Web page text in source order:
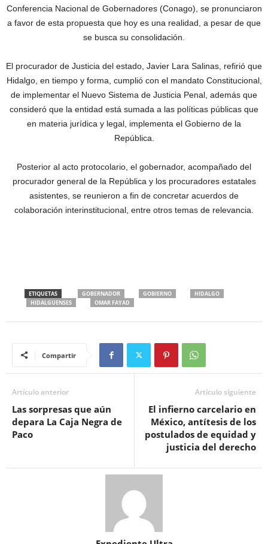
Conferencia Nacional de Gobernadores (Conago), se pronunciaron
a favor de esta propuesta que hoy es una realidad, a pesar de que
se busca su consolidación.
El procurador de Justicia del estado, Javier Lara Salinas, refirió que
Hidalgo, en tiempo y forma, cumplió con el mandato Constitucional,
de implementar el Nuevo Sistema de Justicia Penal, además que
consideró que la entidad está sumada a las políticas públicas que
en materia jurídica y legal, implementa el Gobierno de la
República.
Posterior al acto protocolario, el gobernador, acompañado del
procurador general de la República y los procuradores estatales
asistentes, se reunieron a fin de concretar acuerdos de
colaboración interinstitucional, entre otros temas de relevancia.
ETIQUETAS GOBERNADOR GOBIERNO
HIDALGO
HIDALGUENSES
OMAR FAYAD
Compartir
Artículo anterior
Las sorpresas que aún
depara La Caja Negra de
Paco
Artículo siguiente
El infierno carcelario en
México, antítesis de los
postulados de equidad y
justicia del derecho